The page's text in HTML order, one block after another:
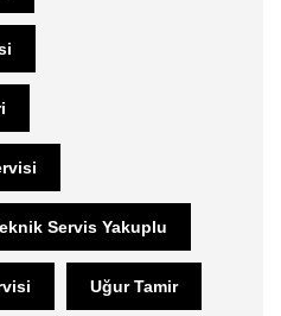
Servis Yakuplu
Uğur Tamir